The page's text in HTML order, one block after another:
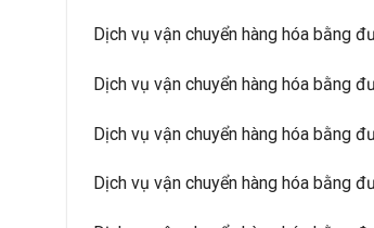
Dịch vụ vận chuyển hàng hóa bằng
Dịch vụ vận chuyển hàng hóa bằng
Dịch vụ vận chuyển hàng hóa bằng
Dịch vụ vận chuyển hàng hóa bằng